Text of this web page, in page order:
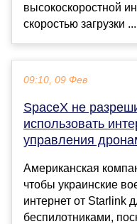
высокоскоростной
скоростью загрузки ...
09:10, 09 Фев
SpaceX не
использовать
управления
Американская
чтобы украинские
интернет от Starlink
беспилотниками,